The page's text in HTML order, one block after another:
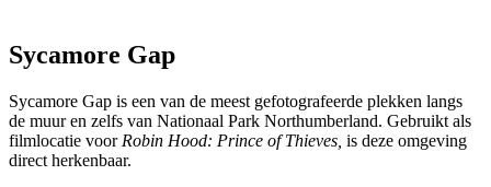
Sycamore Gap
Sycamore Gap is een van de meest gefotografeerde plekken langs
de muur en zelfs van Nationaal Park Northumberland. Gebruikt als
filmlocatie voor Robin Hood: Prince of Thieves, is deze omgeving
direct herkenbaar.